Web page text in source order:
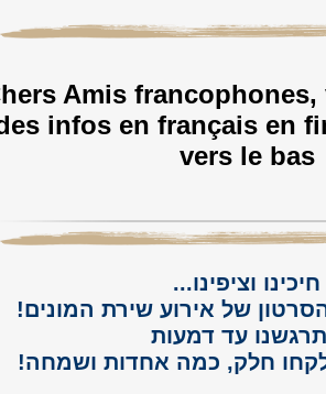
Amis
infos en français en
vers le bas
חיכינו וציפינו...
של אירוע שירת המונים!
עד דמעות
חלק, כמה אחדות ושמחה️!